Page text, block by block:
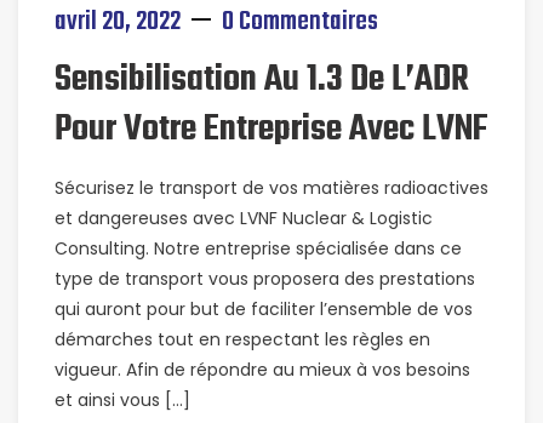
avril 20, 2022 0 Commentaires
Sensibilisation Au 1.3 De L’ADR
Pour Votre Entreprise Avec LVNF
Sécurisez le transport de vos matières radioactives
et dangereuses avec LVNF Nuclear & Logistic
Consulting. Notre entreprise spécialisée dans ce
type de transport vous proposera des prestations
qui auront pour but de faciliter l’ensemble de vos
démarches tout en respectant les règles en
vigueur. Afin de répondre au mieux à vos besoins
et ainsi vous […]